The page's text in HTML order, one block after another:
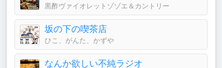
黒酢ヴァイオレットゾゾエ＆カントリー
坂の下の喫茶店
ひこ、がんた、かずや
なんか欲しい不純ラジオ